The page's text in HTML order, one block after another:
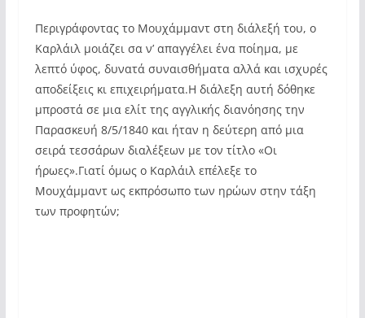
Περιγράφοντας το Μουχάμμαντ στη διάλεξή του, ο
Καρλάιλ μοιάζει σα ν’ απαγγέλει ένα ποίημα, με
λεπτό ύφος, δυνατά συναισθήματα αλλά και ισχυρές
αποδείξεις κι επιχειρήματα.Η διάλεξη αυτή δόθηκε
μπροστά σε μια ελίτ της αγγλικής διανόησης την
Παρασκευή 8/5/1840 και ήταν η δεύτερη από μια
σειρά τεσσάρων διαλέξεων με τον τίτλο «Οι
ήρωες».Γιατί όμως ο Καρλάιλ επέλεξε το
Μουχάμμαντ ως εκπρόσωπο των ηρώων στην τάξη
των προφητών;